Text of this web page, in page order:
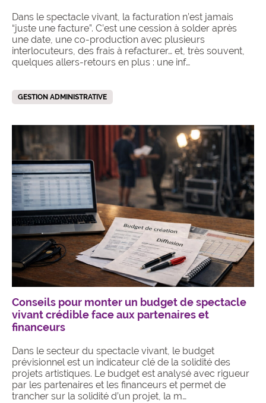
Dans le spectacle vivant, la facturation n’est jamais
“juste une facture”. C’est une cession à solder après
une date, une co-production avec plusieurs
interlocuteurs, des frais à refacturer… et, très souvent,
quelques allers-retours en plus : une inf…
GESTION ADMINISTRATIVE
Conseils pour monter un budget de spectacle
vivant crédible face aux partenaires et
financeurs
Dans le secteur du spectacle vivant, le budget
prévisionnel est un indicateur clé de la solidité des
projets artistiques. Le budget est analysé avec rigueur
par les partenaires et les financeurs et permet de
trancher sur la solidité d’un projet, la m…